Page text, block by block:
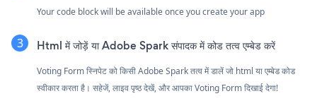
Your code block will be available once you create your app
Html में जोड़ें या Adobe Spark संपादक में कोड तत्व एम्बेड करें
Voting Form स्निपेट को किसी Adobe Spark तत्व में डालें जो html या एम्बेड कोड
स्वीकार करता है। सहेजें, लाइव पृष्ठ देखें, और आपका Voting Form दिखाई देगा!